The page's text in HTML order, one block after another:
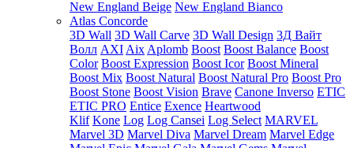
New England Beige New England Bianco
Atlas Concorde
3D Wall 3D Wall Carve 3D Wall Design 3Д Вайт
Волл AXI Aix Aplomb Boost Boost Balance Boost
Color Boost Expression Boost Icor Boost Mineral
Boost Mix Boost Natural Boost Natural Pro Boost Pro
Boost Stone Boost Vision Brave Canone Inverso ETIC
ETIC PRO Entice Exence Heartwood
Klif Kone Log Log Cansei Log Select MARVEL
Marvel 3D Marvel Diva Marvel Dream Marvel Edge